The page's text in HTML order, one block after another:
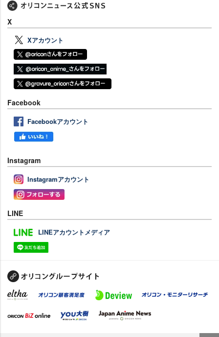
X
Xアカウント
Facebook
Facebookアカウント
Instagram
Instagramアカウント
LINE
LINEアカウントメディア